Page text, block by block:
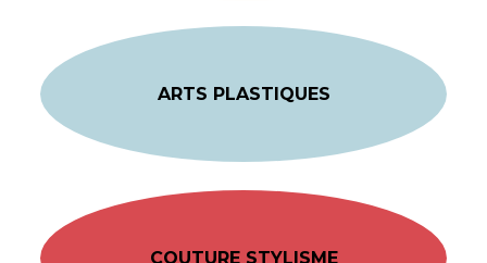
ARTS PLASTIQUES
COUTURE STYLISME